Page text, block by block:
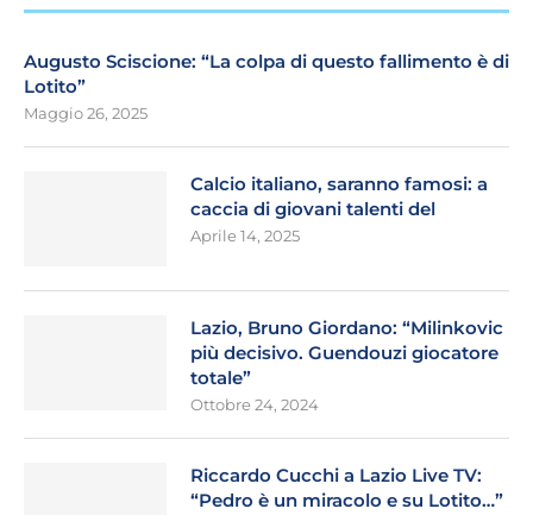
Augusto Sciscione: “La colpa di questo fallimento è di
Lotito”
Maggio 26, 2025
Calcio italiano, saranno famosi: a
caccia di giovani talenti del
Aprile 14, 2025
Lazio, Bruno Giordano: “Milinkovic
più decisivo. Guendouzi giocatore
totale”
Ottobre 24, 2024
Riccardo Cucchi a Lazio Live TV:
“Pedro è un miracolo e su Lotito…”